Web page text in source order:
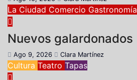
La Ciudad Comercio Gastronomía
Nuevos galardonados
Ago 9, 2026 Clara Martínez
Cultura Teatro Tapas